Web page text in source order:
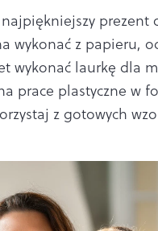
prezent
wykonać z papieru,
wykonać laurkę dla
prace plastyczne w
z gotowych